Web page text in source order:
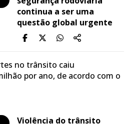
continua a ser uma
questão global urgente
no trânsito caiu
por ano, de acordo com o
Violência do trânsito